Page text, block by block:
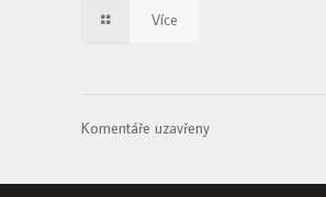
Více
Komentáře uzavřeny